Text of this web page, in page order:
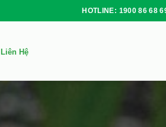
HOTLINE: 1900 86 68
Liên Hệ